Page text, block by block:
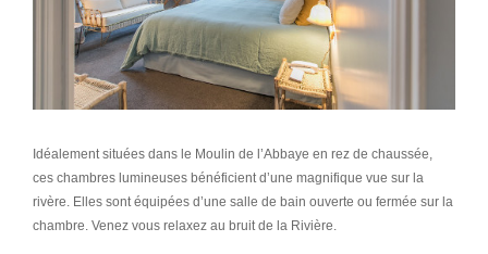
Idéalement situées dans le Moulin de l’Abbaye en rez de chaussée,
ces chambres lumineuses bénéficient d’une magnifique vue sur la
rivère. Elles sont équipées d’une salle de bain ouverte ou fermée sur la
chambre. Venez vous relaxez au bruit de la Rivière.